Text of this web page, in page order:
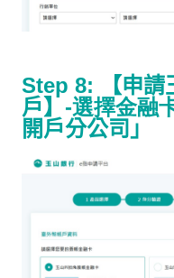
Step 8:
【申
戶】 -選擇金融
開戶分公司」